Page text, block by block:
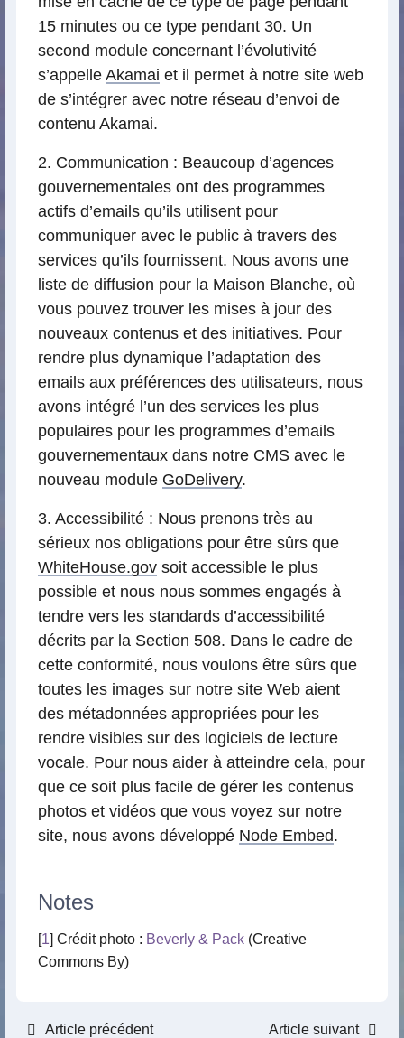
15 minutes ou ce type pendant 30. Un
second module concernant l’évolutivité
s’appelle Akamai et il permet à notre site web
de s’intégrer avec notre réseau d’envoi de
contenu Akamai.
2. Communication : Beaucoup d’agences
gouvernementales ont des programmes
actifs d’emails qu’ils utilisent pour
communiquer avec le public à travers des
services qu’ils fournissent. Nous avons une
liste de diffusion pour la Maison Blanche, où
vous pouvez trouver les mises à jour des
nouveaux contenus et des initiatives. Pour
rendre plus dynamique l’adaptation des
emails aux préférences des utilisateurs, nous
avons intégré l’un des services les plus
populaires pour les programmes d’emails
gouvernementaux dans notre CMS avec le
nouveau module GoDelivery.
3. Accessibilité : Nous prenons très au
sérieux nos obligations pour être sûrs que
WhiteHouse.gov soit accessible le plus
possible et nous nous sommes engagés à
tendre vers les standards d’accessibilité
décrits par la Section 508. Dans le cadre de
cette conformité, nous voulons être sûrs que
toutes les images sur notre site Web aient
des métadonnées appropriées pour les
rendre visibles sur des logiciels de lecture
vocale. Pour nous aider à atteindre cela, pour
que ce soit plus facile de gérer les contenus
photos et vidéos que vous voyez sur notre
site, nous avons développé Node Embed.
Notes
[1] Crédit photo : Beverly & Pack (Creative
Commons By)
Article précédent Article suivant